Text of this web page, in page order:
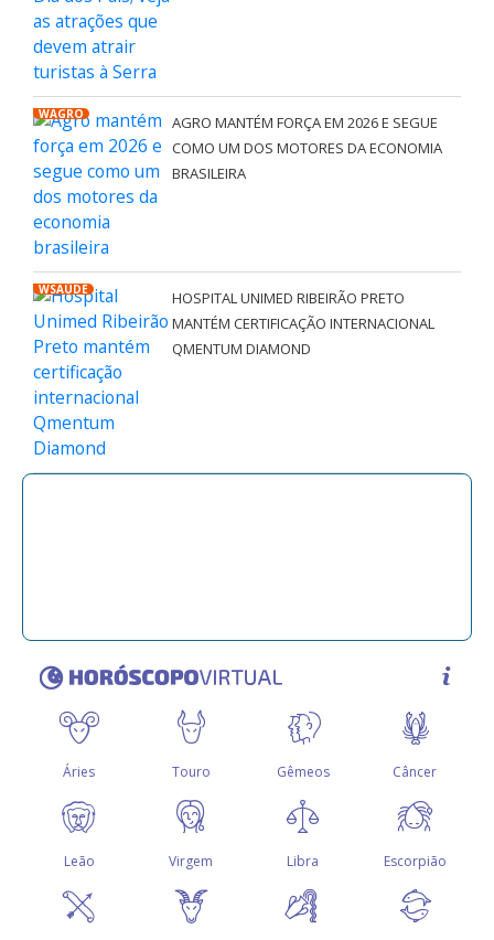
WAGRO
AGRO MANTÉM FORÇA EM 2026 E SEGUE
COMO UM DOS MOTORES DA ECONOMIA
BRASILEIRA
WSAÚDE
HOSPITAL UNIMED RIBEIRÃO PRETO
MANTÉM CERTIFICAÇÃO INTERNACIONAL
QMENTUM DIAMOND